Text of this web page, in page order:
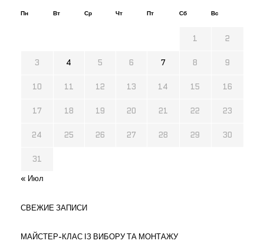
Пн Вт Ср Чт Пт Сб Вс
1 2
3 4 5 6 7 8 9
10 11 12 13 14 15 16
17 18 19 20 21 22 23
24 25 26 27 28 29 30
31
« Июл
СВЕЖИЕ ЗАПИСИ
МАЙСТЕР-КЛАС ІЗ ВИБОРУ ТА МОНТАЖУ